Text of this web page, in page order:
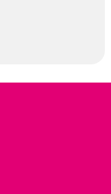
geöffnet)
einem neuen Tab geöffnet)